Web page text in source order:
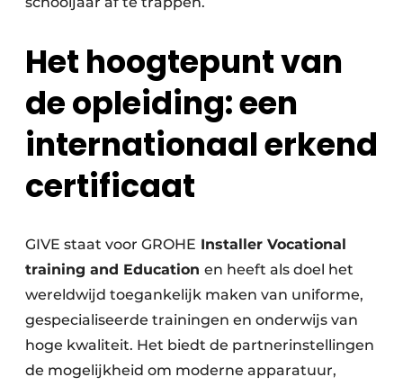
Het hoogtepunt van
de opleiding: een
internationaal erkend
certificaat
GIVE staat voor GROHE Installer Vocational
training and Education en heeft als doel het
wereldwijd toegankelijk maken van uniforme,
gespecialiseerde trainingen en onderwijs van
hoge kwaliteit. Het biedt de partnerinstellingen
de mogelijkheid om moderne apparatuur,